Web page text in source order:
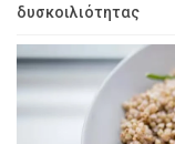
δυσκοιλιότητας